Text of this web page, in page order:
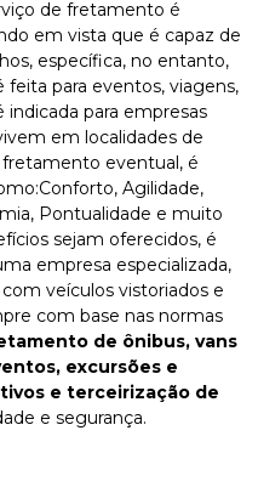
de fretamento é
em vista que é capaz de
específica, no entanto,
para eventos, viagens,
para empresas
em localidades de
fretamento eventual, é
Agilidade,
Pontualidade e muito
sejam oferecidos, é
empresa especializada,
veículos vistoriados e
com base nas normas
de ônibus, vans
excursões e
e terceirização de
e segurança.